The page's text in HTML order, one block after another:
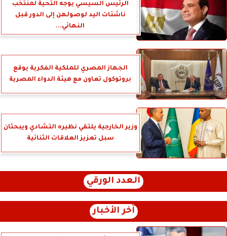
الرئيس السيسي يوجه التحية لمنتخب
ناشئات اليد لوصولهن إلى الدور قبل
النهائي...
الجهاز المصري للملكية الفكرية يوقع
بروتوكول تعاون مع هيئة الدواء المصرية
وزير الخارجية يلتقي نظيره التشادي ويبحثان
سبل تعزيز العلاقات الثنائية
العدد الورقي
آخر الأخبار